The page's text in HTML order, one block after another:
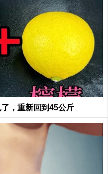
，重新回到45公斤